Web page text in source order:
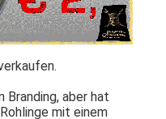
Branding, aber hat
mit einem